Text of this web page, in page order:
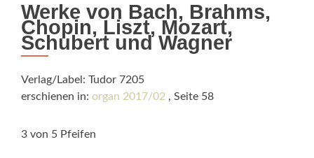
Werke von Bach, Brahms,
Chopin, Liszt, Mozart,
Schubert und Wagner
Verlag/Label: Tudor 7205
erschienen in: organ 2017/02 , Seite 58
3 von 5 Pfeifen